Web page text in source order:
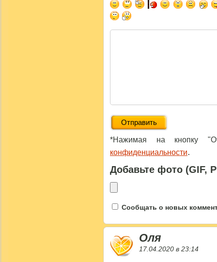
*Нажимая на кнопку
конфиденциальности.
Добавьте фото (GIF,
Сообщать о новых
Оля
17.04.2020 в 23:14